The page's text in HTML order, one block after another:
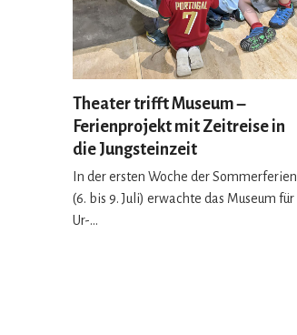
Theater trifft Museum –
Ferienprojekt mit Zeitreise in
die Jungsteinzeit
In der ersten Woche der Sommerferien
(6. bis 9. Juli) erwachte das Museum für
Ur-…